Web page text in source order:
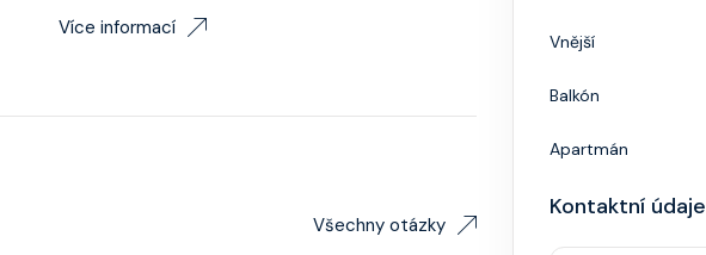
Více informací
Všechny otázky
Vnější
Balkón
Apartmán
Kontaktní údaje